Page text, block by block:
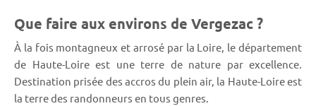
Que faire aux environs de Vergezac ?
À la fois montagneux et arrosé par la Loire, le département
de Haute-Loire est une terre de nature par excellence.
Destination prisée des accros du plein air, la Haute-Loire est
la terre des randonneurs en tous genres.